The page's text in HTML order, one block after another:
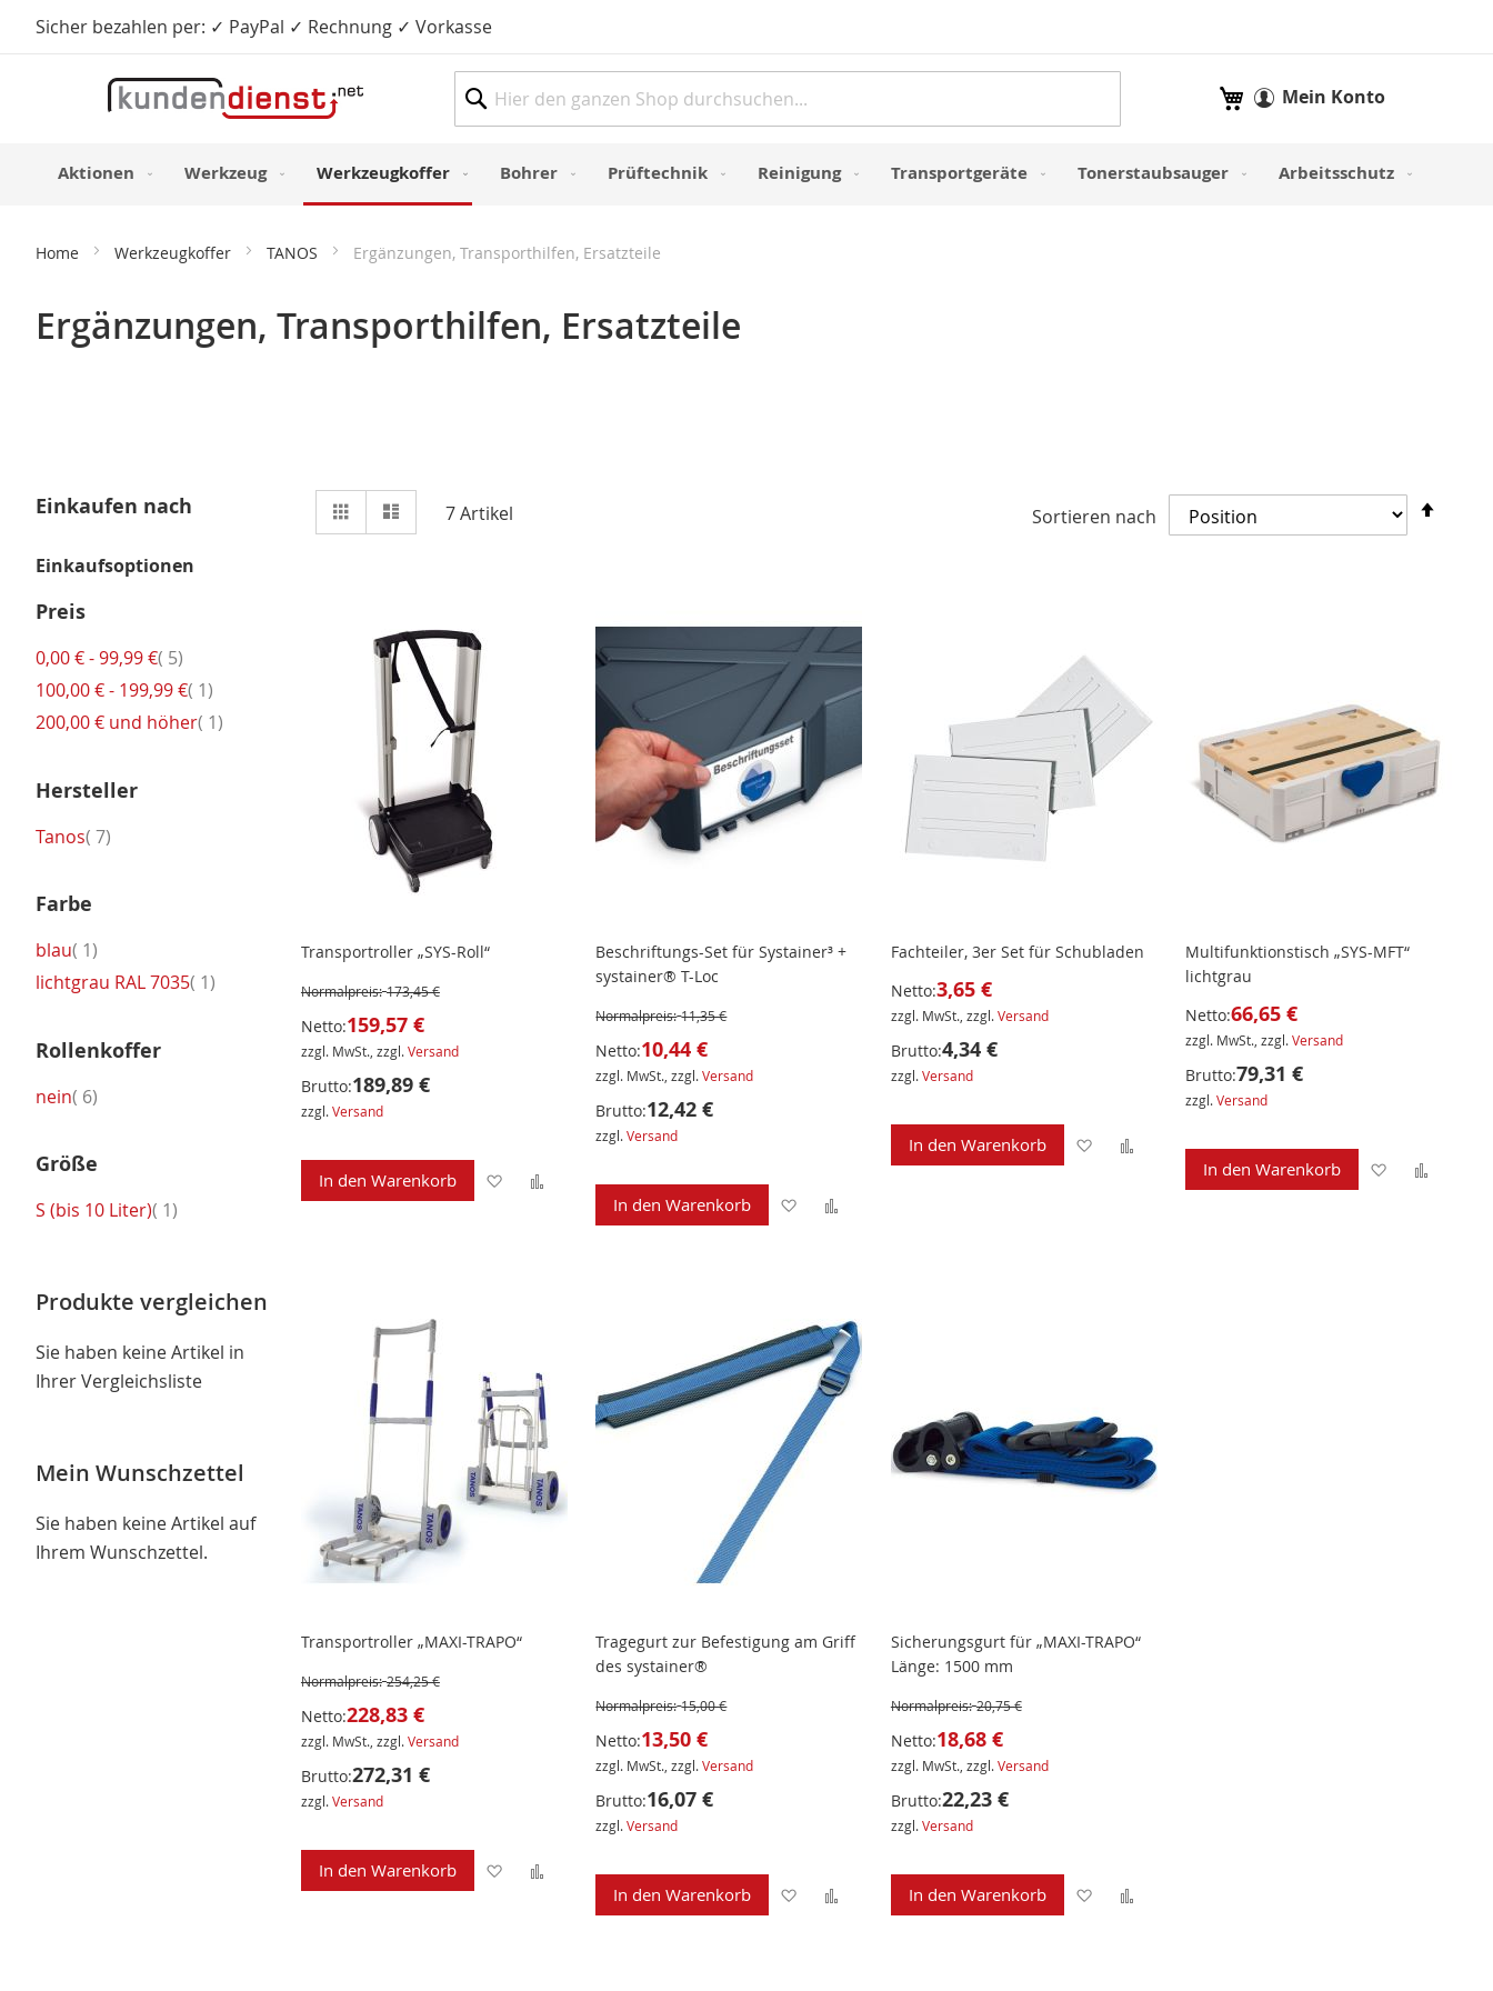
Sicher bezahlen per: ✓ PayPal ✓ Rechnung ✓ VorkasseDirekt
Mein Warenkorb
Mein Konto
Aktionen Werkzeug Werkzeugkoffer Bohrer Prüftechnik Reinigung Transportgeräte Tonerstaubsauger Arbeitsschutz
Home Werkzeugkoffer TANOS Ergänzungen, Transporthilfen, Ersatzteile
Ergänzungen, Transporthilfen, Ersatzteile
Ansicht
als
Raster 7Artikel Sortieren nach
Transportroller „SYS-Roll“
Normalpreis: 173,45 €
Netto:159,57 €
zzgl. MwSt., zzgl.Versand
Brutto:189,89 €
zzgl.Versand
In den Warenkorb
Zur
Vergleichsliste
Beschriftungs-Set für Systainer³ +
systainer® T-Loc
Normalpreis: 11,35 €
Netto:10,44 €
zzgl. MwSt., zzgl.Versand
Brutto:12,42 €
zzgl.Versand
In den Warenkorb
Zur
Fachteiler, 3er Set für Schubladen
Netto:3,65 €
zzgl. MwSt., zzgl.Versand
Brutto:4,34 €
zzgl.Versand
In den Warenkorb
Zur
Vergleichsliste
Multifunktionstisch „SYS-MFT“
lichtgrau
Netto:66,65 €
zzgl. MwSt., zzgl.Versand
Brutto:79,31 €
zzgl.Versand
In den Warenkorb
Zur
Transportroller „MAXI-TRAPO“
Normalpreis: 254,25 €
Netto:228,83 €
zzgl. MwSt., zzgl.Versand
Brutto:272,31 €
zzgl.Versand
In den Warenkorb
Zur
Vergleichsliste
Tragegurt zur Befestigung am Griff
des systainer®
Normalpreis: 15,00 €
Netto:13,50 €
zzgl. MwSt., zzgl.Versand
Brutto:16,07 €
zzgl.Versand
In den Warenkorb
Zur
Sicherungsgurt für „MAXI-TRAPO“
Länge: 1500 mm
Normalpreis: 20,75 €
Netto:18,68 €
zzgl. MwSt., zzgl.Versand
Brutto:22,23 €
zzgl.Versand
In den Warenkorb
Zur
Einkaufen nach
Einkaufsoptionen
Preis
0,00 €-99,99 € 5Artikel
100,00 €- 199,99 € 1Artikel
200,00 € und höher 1Artikel
Hersteller
Tanos 7Artikel
Farbe
blau 1Artikel
lichtgrau RAL 7035 1Artikel
Rollenkoffer
nein 6Artikel
Größe
S (bis 10 Liter) 1Artikel
Produkte vergleichen
Sie haben keine Artikel in
Ihrer Vergleichsliste
Mein Wunschzettel
Sie haben keine Artikel auf
Ihrem Wunschzettel.